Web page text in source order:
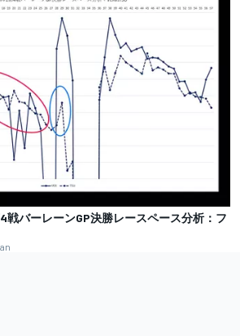
戦バーレーンGP決勝レースペース分析：フ